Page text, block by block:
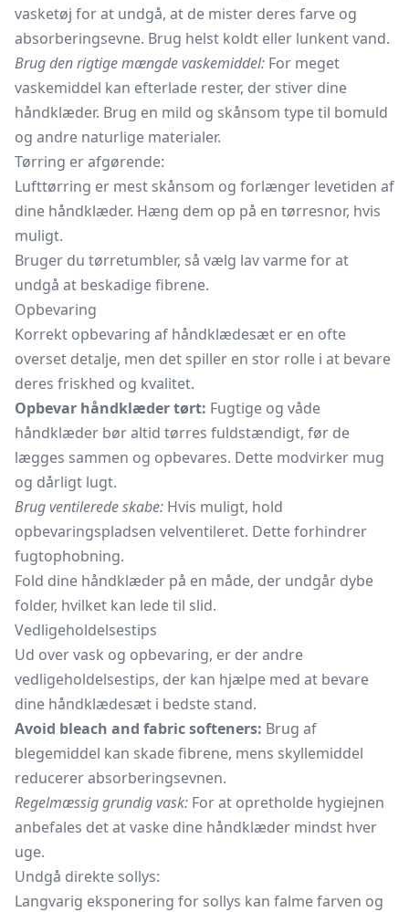
vasketøj for at undgå, at de mister deres farve og
absorberingsevne. Brug helst koldt eller lunkent vand.
Brug den rigtige mængde vaskemiddel: For meget
vaskemiddel kan efterlade rester, der stiver dine
håndklæder. Brug en mild og skånsom type til bomuld
og andre naturlige materialer.
Tørring er afgørende:
Lufttørring er mest skånsom og forlænger levetiden af
dine håndklæder. Hæng dem op på en tørresnor, hvis
muligt.
Bruger du tørretumbler, så vælg lav varme for at
undgå at beskadige fibrene.
Opbevaring
Korrekt opbevaring af håndklædesæt er en ofte
overset detalje, men det spiller en stor rolle i at bevare
deres friskhed og kvalitet.
Opbevar håndklæder tørt: Fugtige og våde
håndklæder bør altid tørres fuldstændigt, før de
lægges sammen og opbevares. Dette modvirker mug
og dårligt lugt.
Brug ventilerede skabe: Hvis muligt, hold
opbevaringspladsen velventileret. Dette forhindrer
fugtophobning.
Fold dine håndklæder på en måde, der undgår dybe
folder, hvilket kan lede til slid.
Vedligeholdelsestips
Ud over vask og opbevaring, er der andre
vedligeholdelsestips, der kan hjælpe med at bevare
dine håndklædesæt i bedste stand.
Avoid bleach and fabric softeners: Brug af
blegemiddel kan skade fibrene, mens skyllemiddel
reducerer absorberingsevnen.
Regelmæssig grundig vask: For at opretholde hygiejnen
anbefales det at vaske dine håndklæder mindst hver
uge.
Undgå direkte sollys:
Langvarig eksponering for sollys kan falme farven og